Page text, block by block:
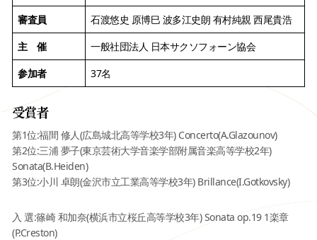
審査員
石渡悠史 原博巳 波多江史朗 有村純親 西尾貴浩
主 催
一般社団法人 日本サクソフォーン協会
参加者
37名
受賞者
第1位:福間 修人(広島城北高等学校3年) Concerto(A.Glazounov)
第2位:三浦 夢子(東京芸術大学音楽学部附属音楽高等学校2年)
Sonata(B.Heiden)
第3位:小川 卓朗(金沢市立工業高等学校3年) Brillance(I.Gotkovsky)
入 選:篠崎 和加奈(横浜市立桜丘高等学校3年) Sonata op.19 1楽章
(P.Creston)